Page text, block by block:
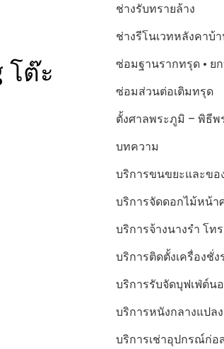
โต๊ะ
ช่างรับทรายล้าง
ช่างรีโนเวทหลังคาบ้
ซ่อมฐานรากทรุด • ย
ซ่อมส่วนต่อเติมทรุด
ตั้งศาลพระภูมิ – พิธีพ
บทความ
บริการขนขยะและขอ
บริการจัดดอกไม้หน้
บริการจ้างนางรำ โท
บริการติดตั้งเครื่องชั่
บริการรับจัดบุฟเฟ่ต์น
บริการหนังกลางแปล
บริการเช่าอุปกรณ์ก่อ